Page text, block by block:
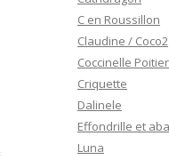
C en Roussillon
Claudine / Coco2
Coccinelle
Criquette
Dalinele
Effondrille et
Luna